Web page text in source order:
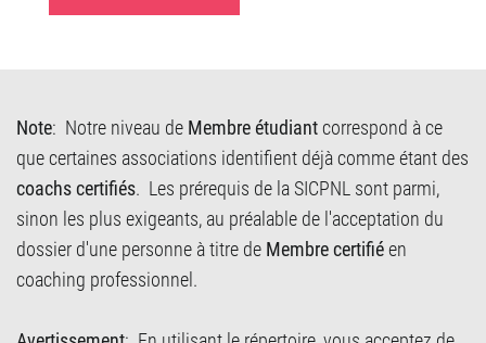
Note: Notre niveau de Membre étudiant correspond à ce
que certaines associations identifient déjà comme étant des
coachs certifiés. Les prérequis de la SICPNL sont parmi,
sinon les plus exigeants, au préalable de l'acceptation du
dossier d'une personne à titre de Membre certifié en
coaching professionnel.